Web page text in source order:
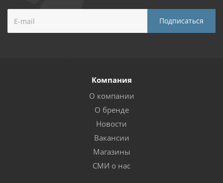
Компания
О компании
О бренде
Новости
Вакансии
Магазины
СМИ о нас